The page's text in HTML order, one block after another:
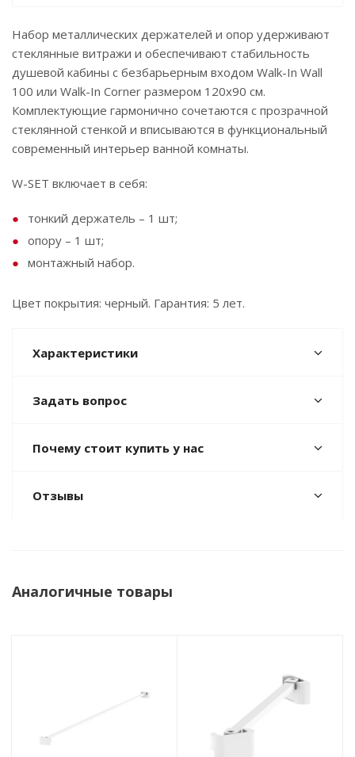
Набор металлических держателей и опор удерживают
стеклянные витражи и обеспечивают стабильность
душевой кабины с безбарьерным входом Walk-In Wall
100 или Walk-In Corner размером 120x90 см.
Комплектующие гармонично сочетаются с прозрачной
стеклянной стенкой и вписываются в функциональный
современный интерьер ванной комнаты.
W-SET включает в себя:
тонкий держатель – 1 шт;
опору – 1 шт;
монтажный набор.
Цвет покрытия: черный. Гарантия: 5 лет.
Характеристики
Задать вопрос
Почему стоит купить у нас
Отзывы
Аналогичные товары